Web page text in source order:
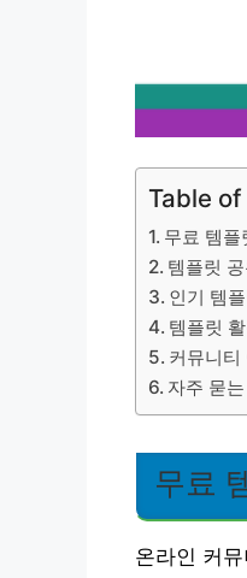
Table
무료 템플
템플릿
인기 템
템플릿
커뮤니티
자주 묻
무료
온라인 커